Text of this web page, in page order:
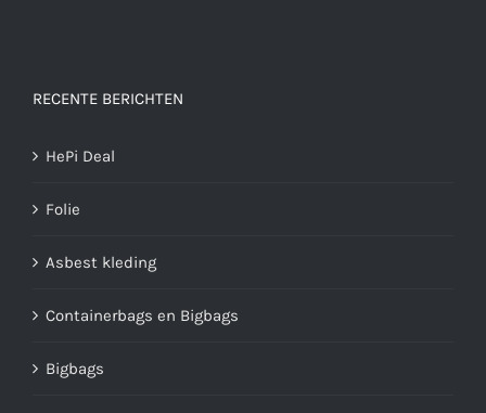
RECENTE BERICHTEN
HePi Deal
Folie
Asbest kleding
Containerbags en Bigbags
Bigbags